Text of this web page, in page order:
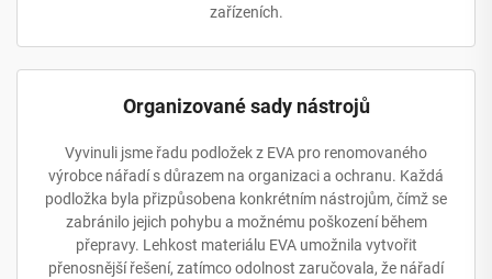
zařízeních.
Organizované sady nástrojů
Vyvinuli jsme řadu podložek z EVA pro renomovaného
výrobce nářadí s důrazem na organizaci a ochranu. Každá
podložka byla přizpůsobena konkrétním nástrojům, čímž se
zabránilo jejich pohybu a možnému poškození během
přepravy. Lehkost materiálu EVA umožnila vytvořit
přenosnější řešení, zatímco odolnost zaručovala, že nářadí